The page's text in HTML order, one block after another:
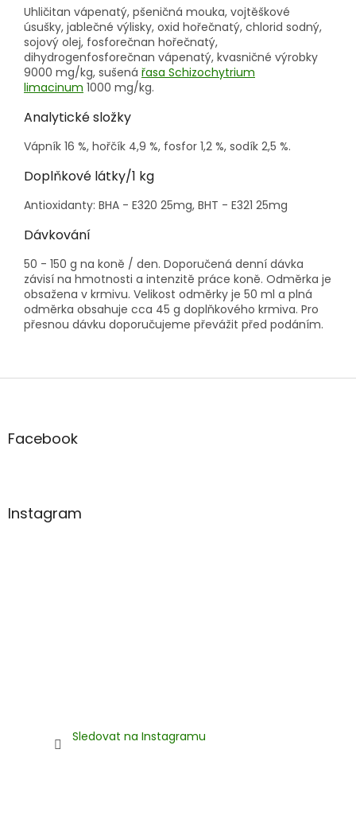
Uhličitan vápenatý, pšeničná mouka, vojtěškové
úsušky, jablečné výlisky, oxid hořečnatý, chlorid sodný,
sojový olej, fosforečnan hořečnatý,
dihydrogenfosforečnan vápenatý, kvasničné výrobky
9000 mg/kg, sušená řasa Schizochytrium
limacinum 1000 mg/kg.
Analytické složky
Vápník 16 %, hořčík 4,9 %, fosfor 1,2 %, sodík 2,5 %.
Doplňkové látky/1 kg
Antioxidanty: BHA - E320 25mg, BHT - E321 25mg
Dávkování
50 - 150 g na koně / den. Doporučená denní dávka
závisí na hmotnosti a intenzitě práce koně. Odměrka je
obsažena v krmivu. Velikost odměrky je 50 ml a plná
odměrka obsahuje cca 45 g doplňkového krmiva. Pro
přesnou dávku doporučujeme převážit před podáním.
Z
aFacebook
Instagram
Sledovat na Instagramu